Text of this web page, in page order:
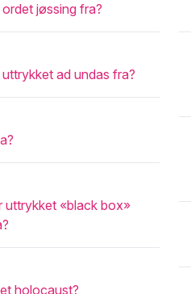
jøssing fra?
ad undas fra?
uttrykket «black box»
holocaust?